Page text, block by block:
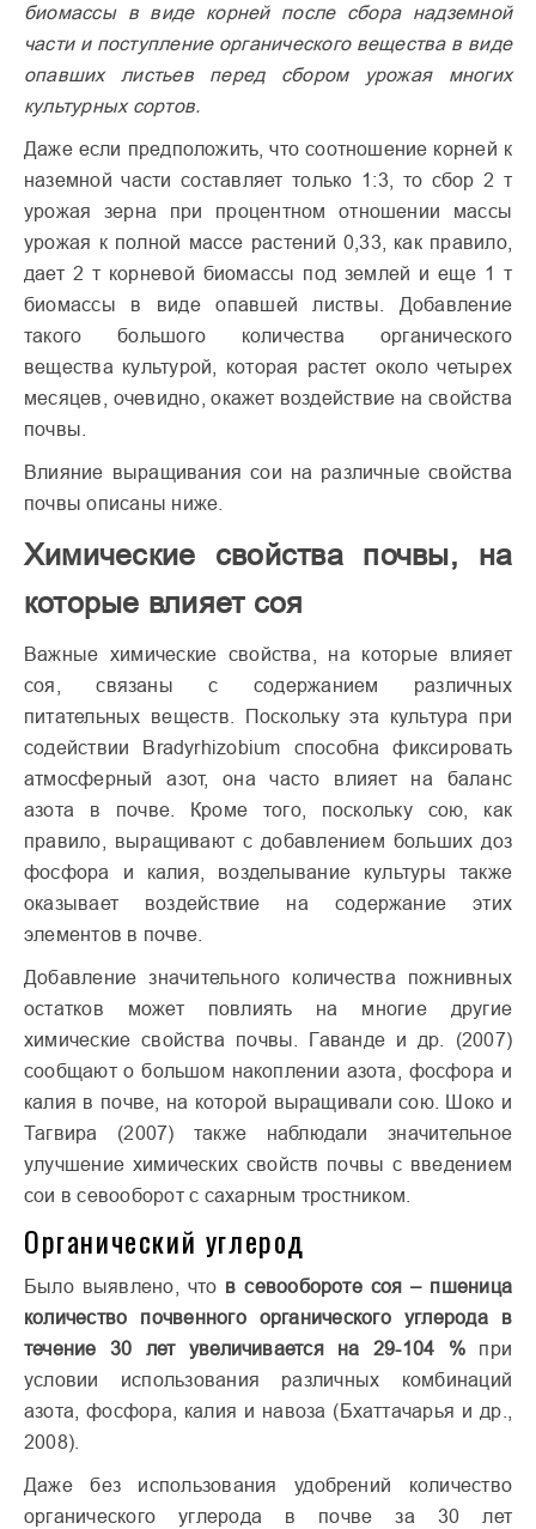
биомассы в виде корней после сбора надземной
части и поступление органического вещества в виде
опавших листьев перед сбором урожая многих
культурных сортов.
Даже если предположить, что соотношение корней к
наземной части составляет только 1:3, то сбор 2 т
урожая зерна при процентном отношении массы
урожая к полной массе растений 0,33, как правило,
дает 2 т корневой биомассы под землей и еще 1 т
биомассы в виде опавшей листвы. Добавление
такого большого количества органического
вещества культурой, которая растет около четырех
месяцев, очевидно, окажет воздействие на свойства
почвы.
Влияние выращивания сои на различные свойства
почвы описаны ниже.
Химические свойства почвы, на
которые влияет соя
Важные химические свойства, на которые влияет
соя, связаны с содержанием различных
питательных веществ. Поскольку эта культура при
содействии Bradyrhizobium способна фиксировать
атмосферный азот, она часто влияет на баланс
азота в почве. Кроме того, поскольку сою, как
правило, выращивают с добавлением больших доз
фосфора и калия, возделывание культуры также
оказывает воздействие на содержание этих
элементов в почве.
Добавление значительного количества пожнивных
остатков может повлиять на многие другие
химические свойства почвы. Гаванде и др. (2007)
сообщают о большом накоплении азота, фосфора и
калия в почве, на которой выращивали сою. Шоко и
Тагвира (2007) также наблюдали значительное
улучшение химических свойств почвы с введением
сои в севооборот с сахарным тростником.
Органический углерод
Было выявлено, что в сево­обороте соя – пшеница
количество почвенного органического углерода в
течение 30 лет увеличивается на 29-104 %при
условии использования различных комбинаций
азота, фосфора, калия и навоза (Бхаттачарья и др.,
2008).
Даже без использования удобрений количество
органического углерода в почве за 30 лет